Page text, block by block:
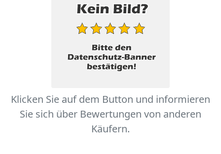
Klicken Sie auf dem Button und informieren
Sie sich über Bewertungen von anderen
Käufern.